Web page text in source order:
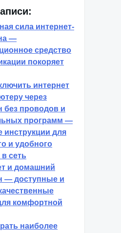
сила интернет-
—
средство
покоряет
интернет
через
без проводов и
программ —
инструкции для
и удобного
сеть
и домашний
— доступные и
комфортной
наиболее